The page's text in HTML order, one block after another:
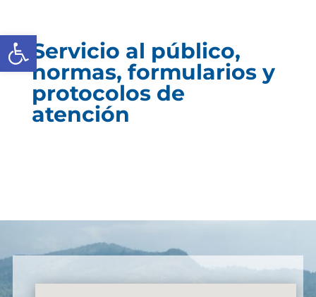
Abrir barra de herramientas
Servicio al público,
normas, formularios y
protocolos de
atención